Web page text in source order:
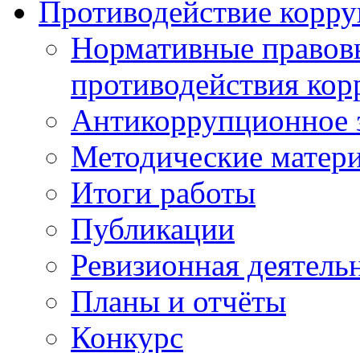
Противодействие
Нормативные
противодействия
Антикоррупционное
Методические
Итоги работы
Публикации
Ревизионная
Планы и отчёты
Конкурс